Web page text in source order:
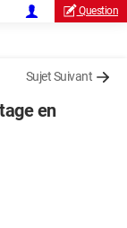
Question
Sujet Suivant
en